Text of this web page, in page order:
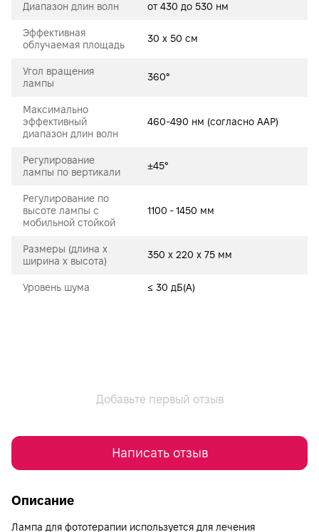
Диапазон длин волн от 430 до 530 нм
Эффективная
облучаемая площадь
30 х 50 см
Угол вращения
лампы
360°
Максимально
эффективный
диапазон длин волн
460-490 нм (согласно AAP)
Регулирование
лампы по вертикали
±45°
Регулирование по
высоте лампы с
мобильной стойкой
1100 - 1450 мм
Размеры (длина х
ширина х высота)
350 x 220 x 75 мм
Уровень шума ≤ 30 дБ(А)
Добавьте первый отзыв
Написать отзыв
Описание
Лампа для фототерапии используется для лечения